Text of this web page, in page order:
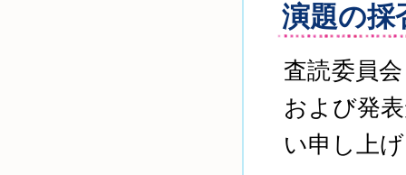
演題の採
査読委員
および発
い申し上